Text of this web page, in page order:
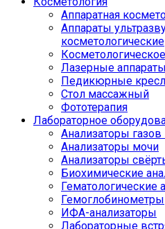
Аппаратная
Аппараты
косметологические
Лазерные
Педикюрные
Стол массажный
Фототерапия
Лабораторное
Анализаторы
Анализаторы мочи
Анализаторы
Биохимические
Гематологические
Гемоглобинометры
ИФА-анализаторы
Лабораторные